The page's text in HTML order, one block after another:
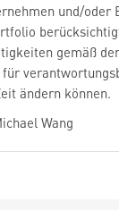
und/oder
gemäß
ändern können.
Wang